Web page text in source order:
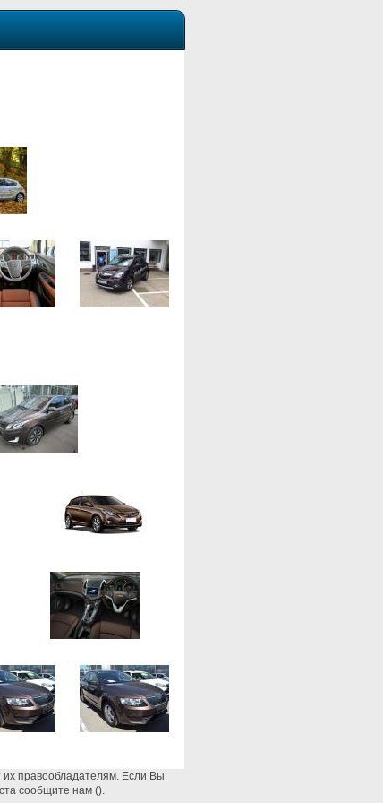
их правообладателям. Если Вы
сообщите нам ().